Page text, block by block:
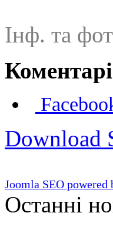
Інф. та
Коментарі
Download
Joomla SEO powered
Останні